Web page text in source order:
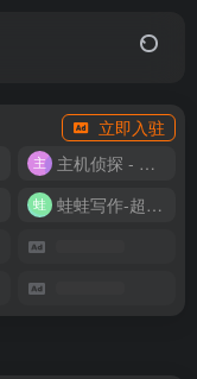
立即入驻
主机侦探 - 少花钱，用好云
蛙蛙写作-超级AI智能写作助手